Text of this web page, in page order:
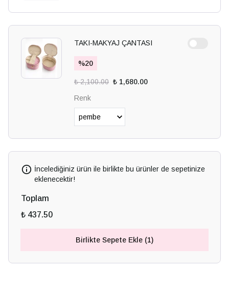
TAKI-MAKYAJ ÇANTASI
%20
₺ 2,100.00 ₺ 1,680.00
Renk
İncelediğiniz ürün ile birlikte bu ürünler de sepetinize
eklenecektir!
Toplam
₺ 437.50
Birlikte Sepete Ekle (1)